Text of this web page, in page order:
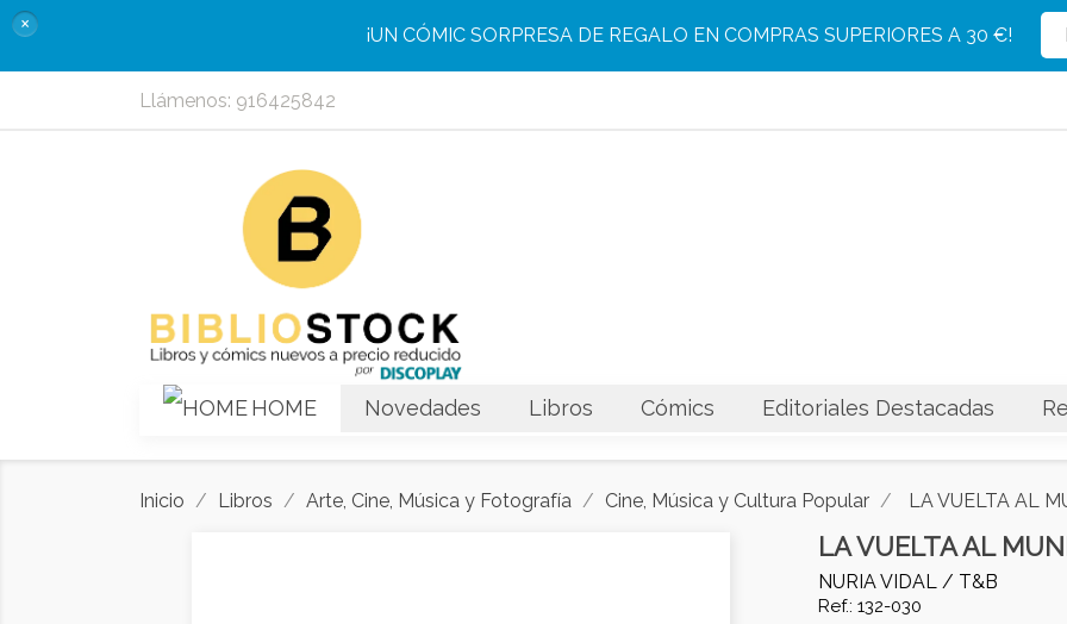
¡UN CÓMIC SORPRESA DE REGALO EN COMPRAS SUPERIORES A 30 €!
×
Llámenos: 916425842
HOME Novedades Libros Cómics Editoriales Destacadas
Inicio Libros Arte, Cine, Música y Fotografía Cine, Música y Cultura Popular LA VUELTA AL
LA VUELTA AL
NURIA VIDAL / T&B
Ref.: 132-030